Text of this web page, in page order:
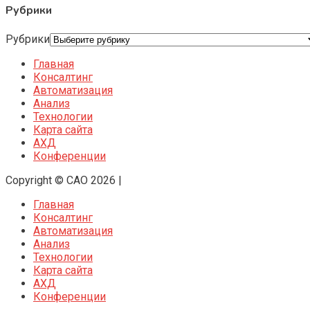
Рубрики
Рубрики
Главная
Консалтинг
Автоматизация
Анализ
Технологии
Карта сайта
АХД
Конференции
Copyright © CAO 2026 |
Главная
Консалтинг
Автоматизация
Анализ
Технологии
Карта сайта
АХД
Конференции